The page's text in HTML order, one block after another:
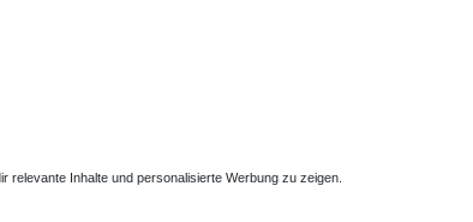
Inhalte und personalisierte Werbung zu zeigen.